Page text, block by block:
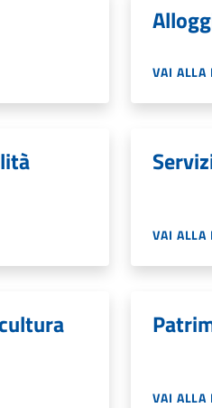
VAI ALLA
VAI ALLA
VAI ALLA